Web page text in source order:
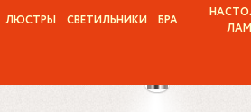
ЛЮСТРЫ СВЕТИЛЬНИКИ БРА